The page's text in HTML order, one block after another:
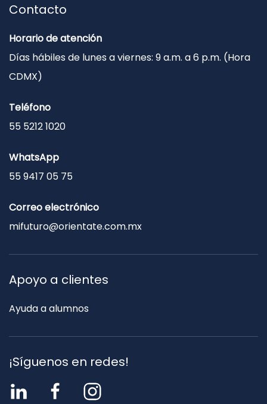
Contacto
Horario de atención
Días hábiles de lunes a viernes: 9 a.m. a 6 p.m. (Hora
CDMX)
Teléfono
55 5212 1020
WhatsApp
55 9417 05 75
Correo electrónico
mifuturo@orientate.com.mx
Apoyo a clientes
Ayuda a alumnos
¡Síguenos en redes!